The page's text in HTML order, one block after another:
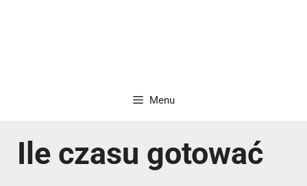
Menu
Ile czasu gotować